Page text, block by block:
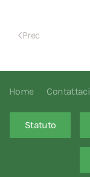
Prec
Home Contattaci
Statuto